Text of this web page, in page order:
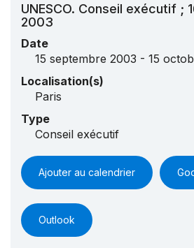
UNESCO. Conseil exécutif ;
2003
Date
15 septembre 2003 - 15
Localisation(s)
Paris
Type
Conseil exécutif
Ajouter au calendrier
Outlook